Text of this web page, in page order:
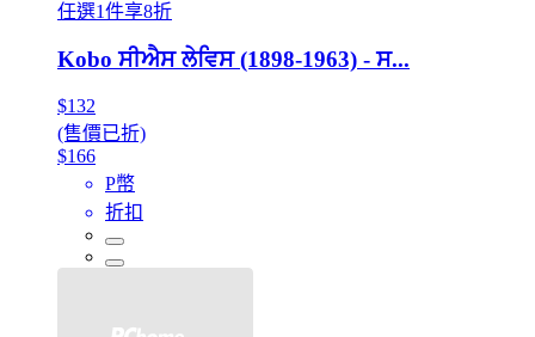
任選1件享8折
Kobo ਸੀਐਸ ਲੇਵਿਸ (1898-1963) - ਸ...
$132
(售價已折)
$166
P幣
折扣